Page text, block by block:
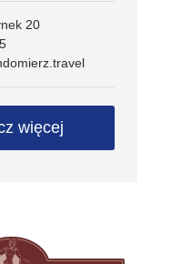
20
więcej